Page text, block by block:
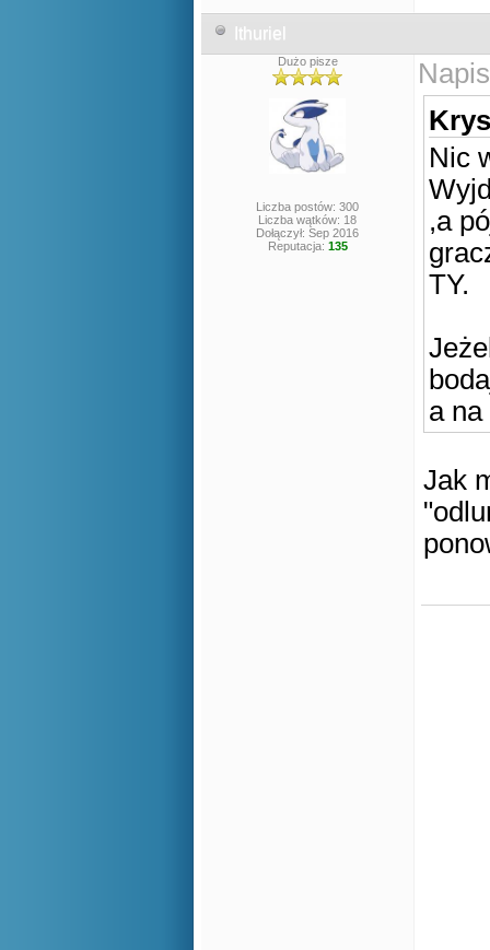
Ithuriel
Dużo pisze
Liczba postów: 300
Liczba wątków: 18
Dołączył: Sep 2016
Reputacja: 135
Nic
,a
TY.
a na
Jak